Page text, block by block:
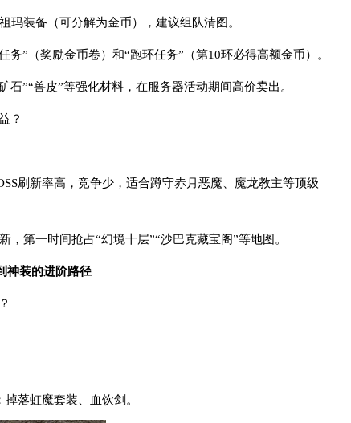
玛装备（可分解为金币），建议组队清图。
务”（奖励金币卷）和“跑环任务”（第10环必得高额金币）。
石”“兽皮”等强化材料，在服务器活动期间高价卖出。
？
刷新率高，竞争少，适合蹲守赤月恶魔、魔龙教主等顶级
，第一时间抢占“幻境十层”“沙巴克藏宝阁”等地图。
神装的进阶路径
落虹魔套装、血饮剑。